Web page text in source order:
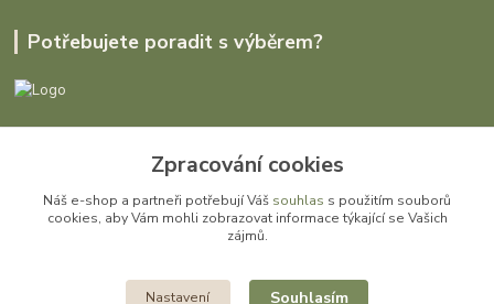
Potřebujete poradit s výběrem?
+420 727 979 401
info@gomi.cz
Zpracování cookies
Náš e-shop a partneři potřebují Váš souhlas s použitím souborů
cookies, aby Vám mohli zobrazovat informace týkající se Vašich
zájmů.
Nastavení Souhlasím